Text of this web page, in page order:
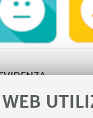
informazioni